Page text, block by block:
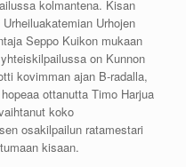
kolmantena. Kisan
Urhojen
Seppo Kuikon mukaan
on Kunnon
kovimman ajan B-radalla,
ottanutta Timo Harjua
koko
osakilpailun ratamestari
kisaan.